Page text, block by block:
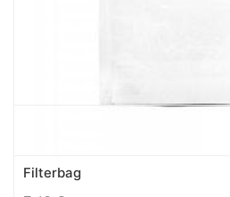
Filterbag